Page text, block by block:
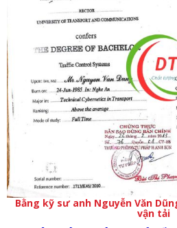
Bằng kỹ sư anh Nguyễn Văn
vận tải